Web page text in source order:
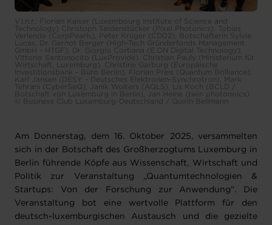
V.l.n.r.: Florian Kaiser (Luxembourg Institute of Science and
Technology) Christoph Seidenstücker (Pixel Photonics), Tobias
Verlende (CorpPearls), Peter Krüger (CD02), Botschafterin Sylvie
Lucas, Dr. Gernot Berger (High-Tech Gründerfonds Management
GmbH - HTGF), Dr. Giorgio Cortiana (E.ON Digital Technology),
Vittorio Santonocito (LuxProvide), Christian Pauly (Ministerium für
Wirtschaft, Luxemburg), Christine Garburg (Europäische
Investitionsbank - Büro Berlin), Florian Preis (Quantum Brilliance),
Karl Jansen (DESY - Deutsches Elektronen-Synchrotron), Mark
Tehrani (CyberSeQ), Janik Wolters (AQLS), Lis Koch (BCLD /
Botschaft von Luxemburg in Berlin), Jan Heine (twin photonoics)
© Business Club Luxemburg-Deutschland / Quirin Bellmann
Am Donnerstag, dem 16. Oktober 2025, versammelten
sich in der Botschaft des Großherzogtums Luxemburg in
Berlin führende Köpfe aus Wissenschaft, Wirtschaft und
Politik zur Veranstaltung „Quantumtechnologien &
Startups: Von der Forschung zur Anwendung“. Die
Veranstaltung bot eine wertvolle Plattform für den
deutsch-luxemburgischen Austausch und die gezielte